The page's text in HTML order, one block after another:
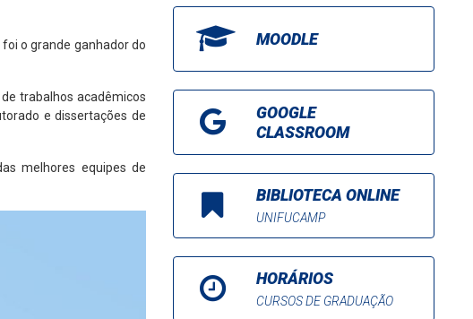
foi o grande ganhador do
trabalhos acadêmicos
e dissertações de
melhores equipes de
MOODLE
GOOGLE
CLASSROOM
BIBLIOTECA ONLINE
UNIFUCAMP
HORÁRIOS
CURSOS DE GRADUAÇÃO